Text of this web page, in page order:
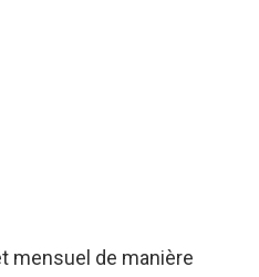
mensuel de manière